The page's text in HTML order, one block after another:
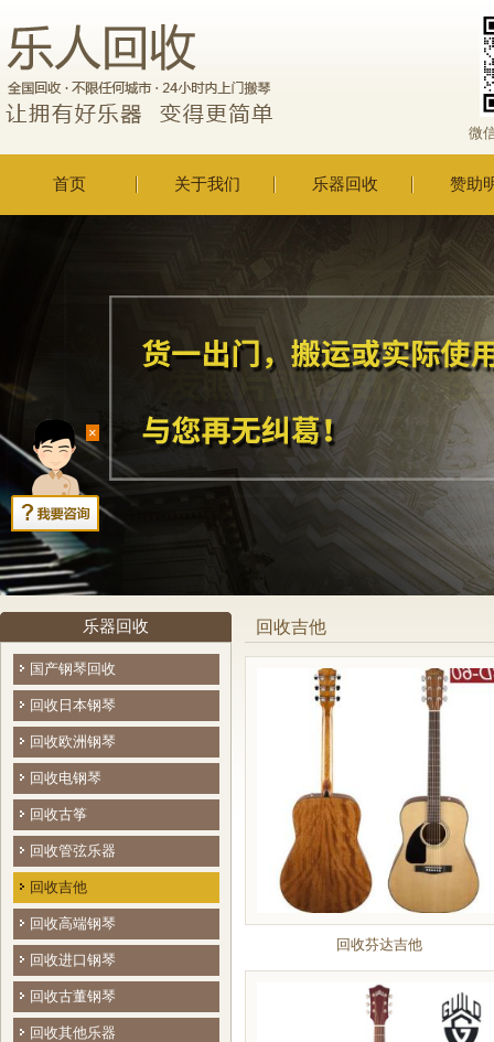
微
首页 关于我们 乐器回收 赞助
乐器回收
国产钢琴回收
回收日本钢琴
回收欧洲钢琴
回收电钢琴
回收古筝
回收管弦乐器
回收吉他
回收高端钢琴
回收进口钢琴
回收古董钢琴
回收其他乐器
回收吉他
回收芬达吉他
×